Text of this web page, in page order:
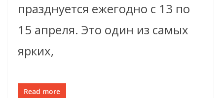
празднуется ежегодно с 13 по
15 апреля. Это один из самых
ярких,
Read more